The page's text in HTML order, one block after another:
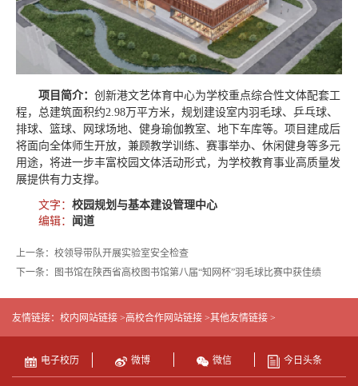
项目简介： 创新港文艺体育中心为学校重点综合性文体配套工
程，总建筑面积约2.98万平方米，规划建设室内羽毛球、乒乓球、
排球、篮球、网球场地、健身瑜伽教室、地下车库等。项目建成后
将面向全体师生开放，兼顾教学训练、赛事举办、休闲健身等多元
用途，将进一步丰富校园文体活动形式，为学校教育事业高质量发
展提供有力支撑。
文字： 校园规划与基本建设管理中心
编辑： 闻道
上一条：校领导带队开展实验室安全检查
下一条：图书馆在陕西省高校图书馆第八届“知网杯”羽毛球比赛中获佳绩
友情链接： 校内网站链接 >高校合作网站链接 >其他友情链接 >
电子校历 微博 微信 今日头条